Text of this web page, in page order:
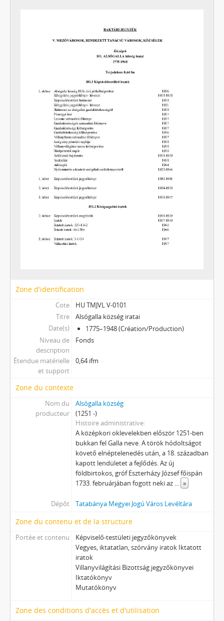
XXXIII - Külön intézkedéssel levéltárba utalt iratok, 1895 - 2014
XXXVII - MJV önkormányzatok, 1990 - 2012
Zone d'identification
Cote
HU TMJVL V-0101
Titre
Alsógalla község iratai
Date(s)
1775–1948 (Création/Production)
Niveau de
description
Fonds
Étendue matérielle
et support
0,64 ifm
Zone du contexte
Nom du
producteur
Alsógalla község
(1251 -)
Histoire administrative
A középkori oklevelekben először 1251-ben
bukkan fel Galla neve. A török hódoltságot
követő elnéptelenedés után, a 18. században
kapott lendületet a fejlődés. Az új
földbirtokos, gróf Eszterházy József főispán
1733. februárjában fogott neki az ... »
Dépôt Tatabánya Megyei Jogú Város Levéltára
Zone du contenu et de la structure
Portée et contenu
Képviselő-testületi jegyzőkönyvek
Vegyes, iktatatlan, szórvány iratok Iktatott
iratok
Villanyvilágítási Bizottság jegyzőkönyvei
Iktatókönyv
Mutatókönyv
Zone des conditions d'accès et d'utilisation